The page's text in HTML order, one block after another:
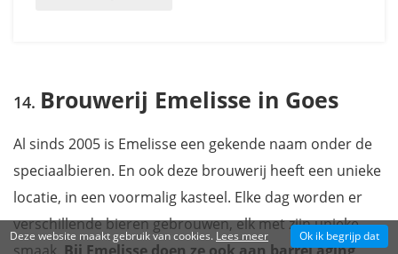
Brouwerij Emelisse in Goes
Al sinds 2005 is Emelisse een gekende naam onder de
speciaalbieren. En ook deze brouwerij heeft een unieke
locatie, in een voormalig kasteel. Elke dag worden er
verschillende bieren gebrouwen, elk met zijn unieke
Deze website maakt gebruik van cookies. Lees meer Ok ik begrijp dat